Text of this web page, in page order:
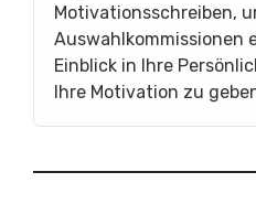
Motivationsschreiben,
Auswahlkommissionen
Einblick in Ihre
Ihre Motivation zu